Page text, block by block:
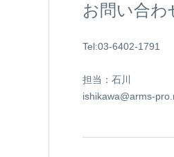
お問い合わ
Tel:03-6402-1791
担当：石川
ishikawa@arms-